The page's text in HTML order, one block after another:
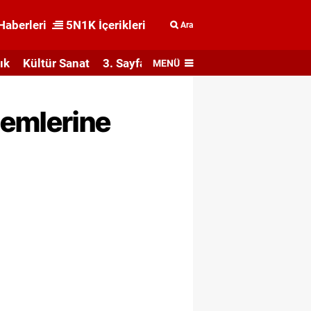
5N1K İçerikleri Ara
Kültür Sanat 3. Sayfa MENÜ